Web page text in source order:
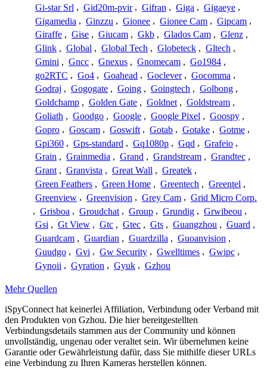
Gi-star Srl , Gid20m-pvir , Gifran , Giga , Gigaeye ,
Gigamedia , Ginzzu , Gionee , Gionee Cam , Gipcam ,
Giraffe , Gise , Giucam , Gkb , Glados Cam , Glenz ,
Glink , Global , Global Tech , Globeteck , Gltech ,
Gmini , Gncc , Gnexus , Gnomecam , Go1984 ,
go2RTC , Go4 , Goahead , Goclever , Gocomma ,
Godraj , Gogogate , Going , Goingtech , Golbong ,
Goldchamp , Golden Gate , Goldnet , Goldstream ,
Goliath , Goodgo , Google , Google Pixel , Goospy ,
Gopro , Goscam , Goswift , Gotab , Gotake , Gotme ,
Gpi360 , Gps-standard , Gq1080p , Gqd , Grafeio ,
Grain , Grainmedia , Grand , Grandstream , Grandtec ,
Grant , Granvista , Great Wall , Greatek ,
Green Feathers , Green Home , Greentech , Greentel ,
Greenview , Greenvision , Grey Cam , Grid Micro Corp.
, Grisboa , Groudchat , Group , Grundig , Grwibeou ,
Gsi , Gt View , Gtc , Gtec , Gts , Guangzhou , Guard ,
Guardcam , Guardian , Guardzilla , Guoanvision ,
Guudgo , Gvi , Gw Security , Gwelltimes , Gwipc ,
Gynoii , Gyration , Gyuk , Gzhou
Mehr Quellen
iSpyConnect hat keinerlei Affiliation, Verbindung oder Verband mit
den Produkten von Gzhou. Die hier bereitgestellten
Verbindungsdetails stammen aus der Community und können
unvollständig, ungenau oder veraltet sein. Wir übernehmen keine
Garantie oder Gewährleistung dafür, dass Sie mithilfe dieser URLs
eine Verbindung zu Ihren Kameras herstellen können.